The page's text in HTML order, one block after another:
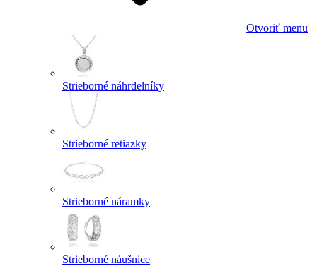
Otvoriť menu
Strieborné náhrdelníky
Strieborné retiazky
Strieborné náramky
Strieborné náušnice